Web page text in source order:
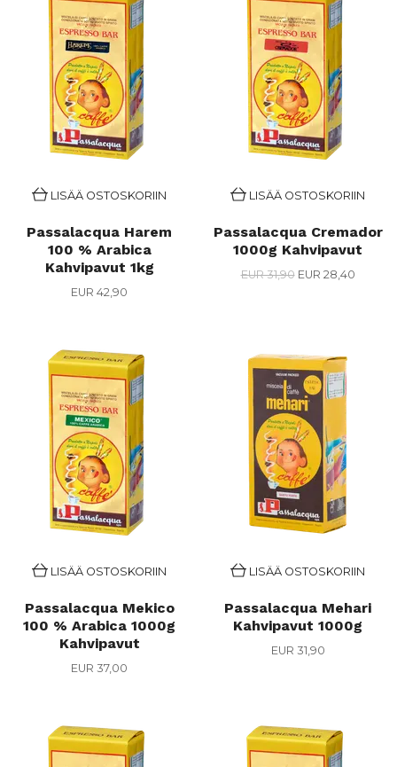
LISÄÄ OSTOSKORIIN
Passalacqua Harem
100 % Arabica
Kahvipavut 1kg
EUR 42,90
LISÄÄ OSTOSKORIIN
Passalacqua Cremador
1000g Kahvipavut
EUR 31,90 EUR 28,40
LISÄÄ OSTOSKORIIN
Passalacqua Mekico
100 % Arabica 1000g
Kahvipavut
EUR 37,00
LISÄÄ OSTOSKORIIN
Passalacqua Mehari
Kahvipavut 1000g
EUR 31,90